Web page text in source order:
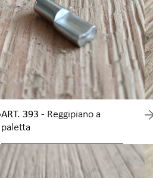
ART. 393 - Reggipiano a
paletta